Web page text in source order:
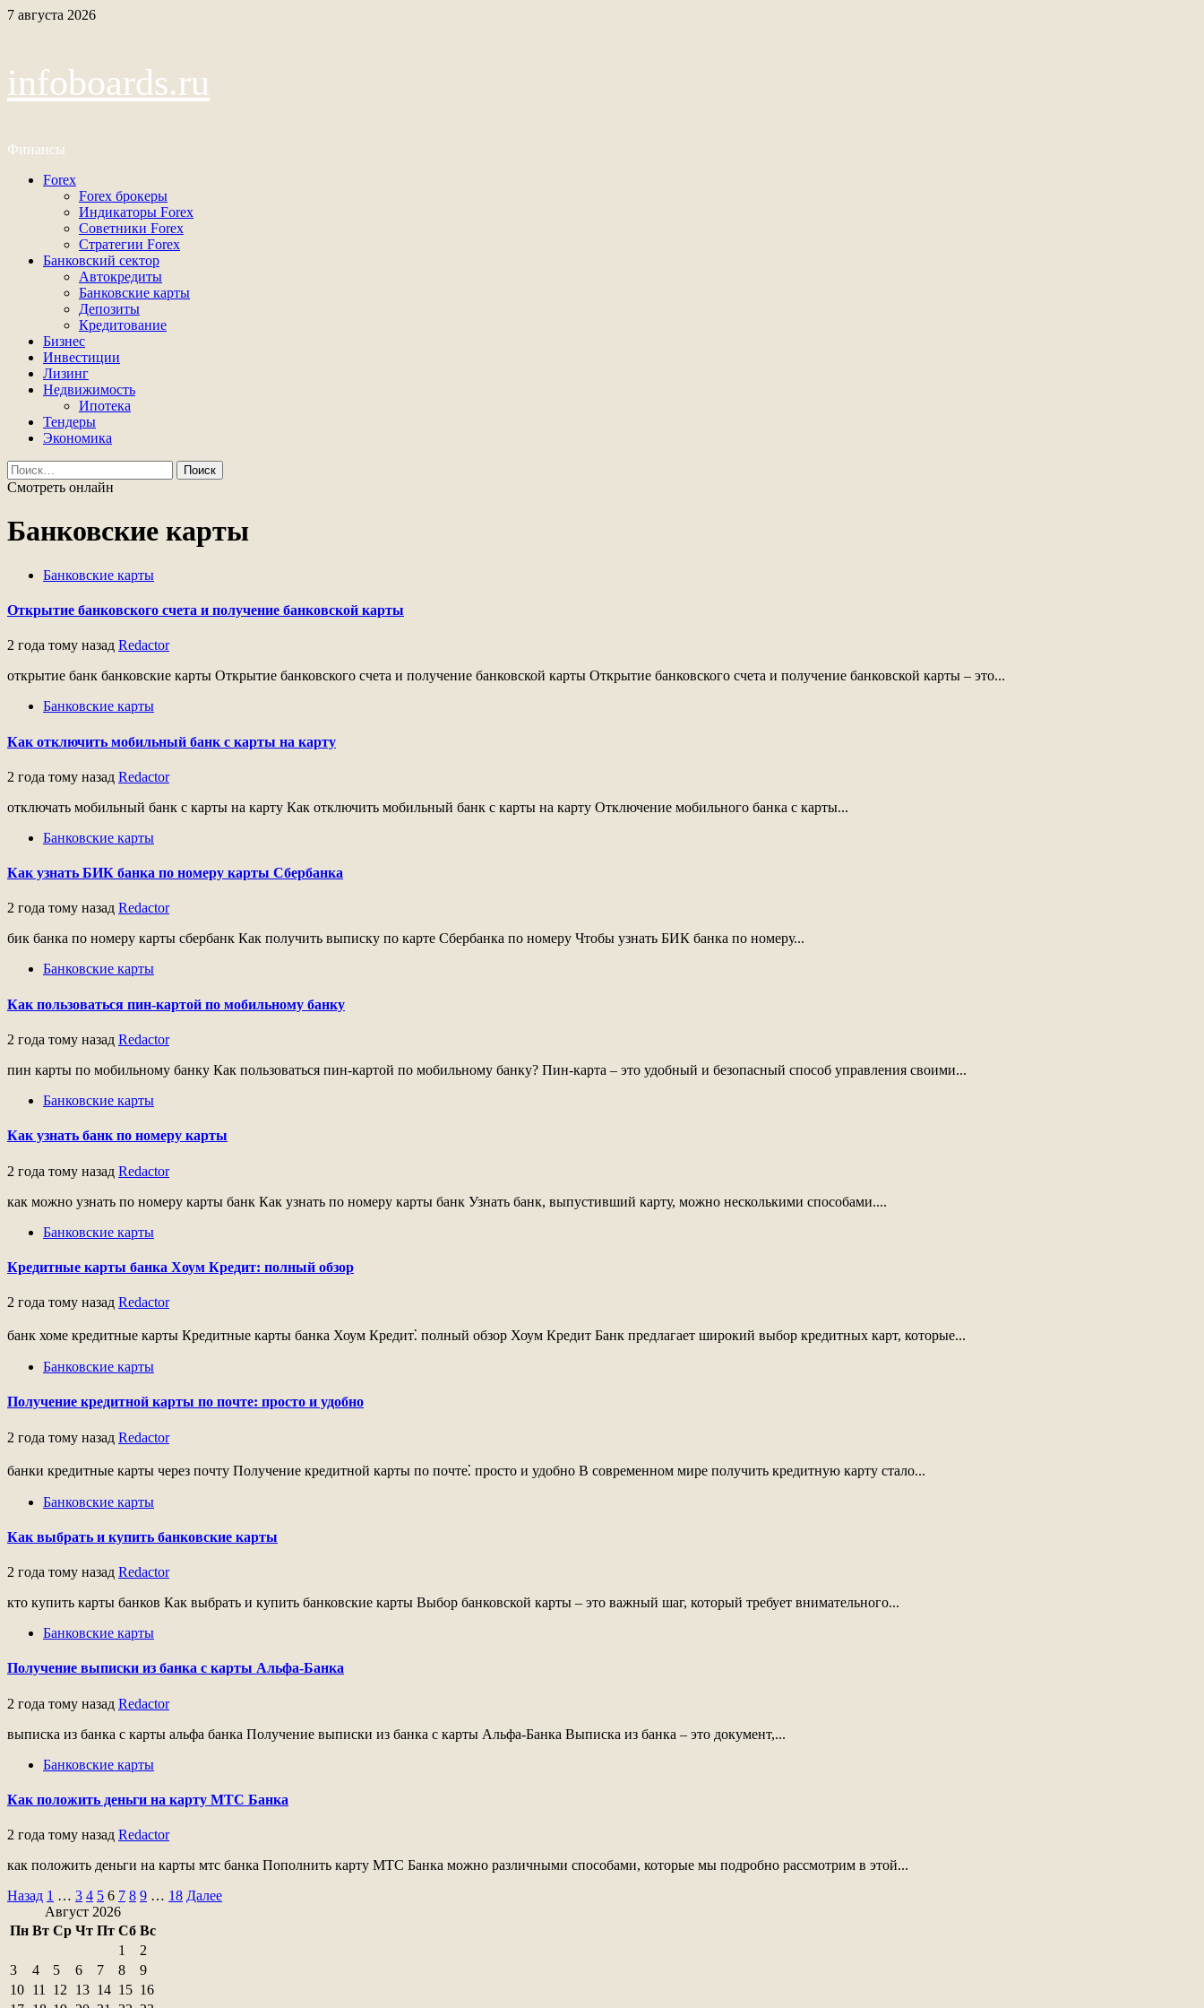
Перейти
7 августа 2026
infoboards.ru
Финансы
Основное
Forex
Forex брокеры
Индикаторы Forex
Советники Forex
Стратегии Forex
Банковский сектор
Автокредиты
Банковские карты
Депозиты
Кредитование
Бизнес
Инвестиции
Лизинг
Недвижимость
Ипотека
Тендеры
Экономика
Найти:
Смотреть онлайн
Банковские карты
Банковские карты
Открытие банковского счета и получение банковской карты
2 года тому назад Redactor
открытие банк банковские карты Открытие банковского счета и получение банковской карты Открытие банковского счета и получение банковской карты – это...
Банковские карты
Как отключить мобильный банк с карты на карту
2 года тому назад Redactor
отключать мобильный банк с карты на карту Как отключить мобильный банк с карты на карту Отключение мобильного банка с карты...
Банковские карты
Как узнать БИК банка по номеру карты Сбербанка
2 года тому назад Redactor
бик банка по номеру карты сбербанк Как получить выписку по карте Сбербанка по номеру Чтобы узнать БИК банка по номеру...
Банковские карты
Как пользоваться пин-картой по мобильному банку
2 года тому назад Redactor
пин карты по мобильному банку Как пользоваться пин-картой по мобильному банку? Пин-карта – это удобный и безопасный способ управления своими...
Банковские карты
Как узнать банк по номеру карты
2 года тому назад Redactor
как можно узнать по номеру карты банк Как узнать по номеру карты банк Узнать банк, выпустивший карту, можно несколькими способами....
Банковские карты
Кредитные карты банка Хоум Кредит: полный обзор
2 года тому назад Redactor
банк хоме кредитные карты Кредитные карты банка Хоум Кредит⁚ полный обзор Хоум Кредит Банк предлагает широкий выбор кредитных карт, которые...
Банковские карты
Получение кредитной карты по почте: просто и удобно
2 года тому назад Redactor
банки кредитные карты через почту Получение кредитной карты по почте⁚ просто и удобно В современном мире получить кредитную карту стало...
Банковские карты
Как выбрать и купить банковские карты
2 года тому назад Redactor
кто купить карты банков Как выбрать и купить банковские карты Выбор банковской карты – это важный шаг, который требует внимательного...
Банковские карты
Получение выписки из банка с карты Альфа-Банка
2 года тому назад Redactor
выписка из банка с карты альфа банка Получение выписки из банка с карты Альфа-Банка Выписка из банка – это документ,...
Банковские карты
Как положить деньги на карту МТС Банка
2 года тому назад Redactor
как положить деньги на карты мтс банка Пополнить карту МТС Банка можно различными способами, которые мы подробно рассмотрим в этой...
Пагинация
записей
Назад 1 … 3 4 5 6 7 8 9 … 18 Далее
Август 2026
Пн Вт Ср Чт Пт Сб Вс
1
2
3
4 5 6 7 8
9
10 11 12 13 14 15 16